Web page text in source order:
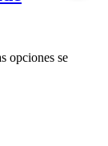
opciones se